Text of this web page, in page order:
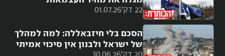
22 דק' 01.07.26
הסכם בלי חיזבאללה: למה למהלך
של ישראל ולבנון אין סיכוי אמיתי